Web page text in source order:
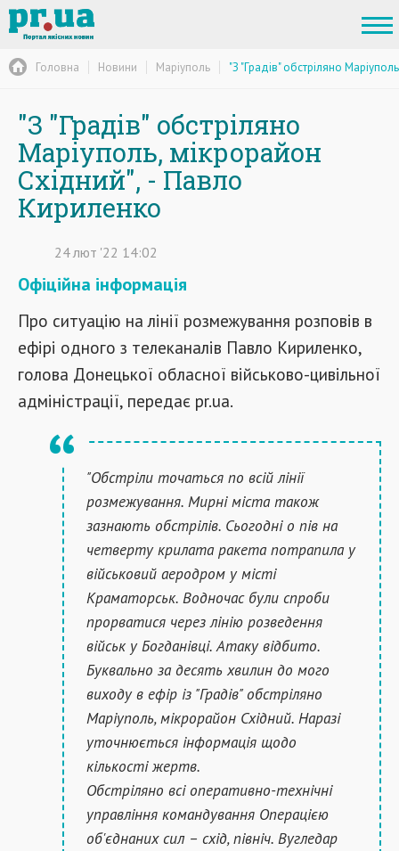
Головна Новини Маріуполь "З "Градів" обстріляно
"З "Градів" обстріляно
Маріуполь, мікрорайон
Східний", - Павло
Кириленко
24лют '22 14:02
Офіційна інформація
Про ситуацію на лінії розмежування розповів в
ефірі одного з телеканалів Павло Кириленко,
голова Донецької обласної військово-цивільної
адміністрації, передає pr.ua.
"Обстріли точаться по всій лінії
розмежування. Мирні міста також
зазнають обстрілів. Сьогодні о пів на
четверту крилата ракета потрапила у
військовий аеродром у місті
Краматорськ. Водночас були спроби
прорватися через лінію розведення
військ у Богданівці. Атаку відбито.
Буквально за десять хвилин до мого
виходу в ефір із "Градів" обстріляно
Маріуполь, мікрорайон Східний. Наразі
уточнюється інформація щодо
кількості жертв.
Обстріляно всі оперативно-технічні
управління командування Операцією
об'єднаних сил – схід, північ. Вугледар